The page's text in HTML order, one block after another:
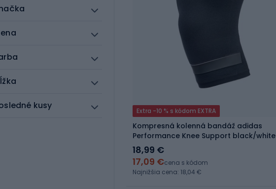
kusy Extra -10 % s kódom EXTRA
Kompresná kolenná bandáž adidas
Performance Knee Support black/white
18,99 €
17,09 €cena s kódom
Najnižšia cena: 18,04 €